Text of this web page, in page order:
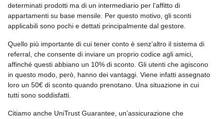
determinati prodotti ma di un intermediario per l’affitto di
appartamenti su base mensile. Per questo motivo, gli sconti
applicabili sono pochi e dettati principalmente dal gestore.
Quello più importante di cui tener conto è senz’altro il sistema di
referral, che consente di inviare un proprio codice agli amici,
affinché questi abbiano un 10% di sconto. Gli utenti che agiscono
in questo modo, però, hanno dei vantaggi. Viene infatti assegnato
loro un 50€ di sconto quando prenotano. Una situazione in cui
tutti sono soddisfatti.
Citiamo anche UniTrust Guarantee, un’assicurazione che